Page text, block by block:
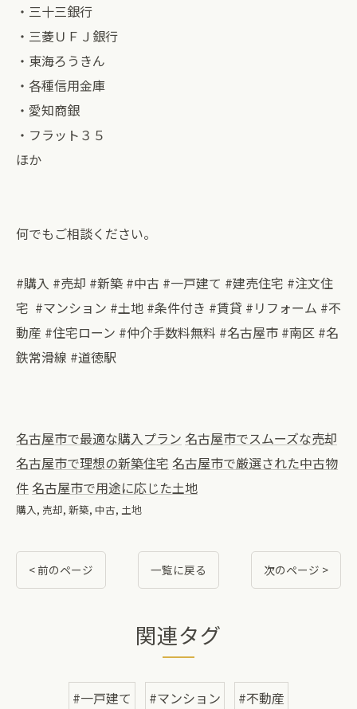
・三十三銀行
・三菱ＵＦＪ銀行
・東海ろうきん
・各種信用金庫
・愛知商銀
・フラット３５
ほか
何でもご相談ください。
#購入 #売却 #新築 #中古 #一戸建て #建売住宅 #注文住
宅 #マンション #土地 #条件付き #賃貸 #リフォーム #不
動産 #住宅ローン #仲介手数料無料 #名古屋市 #南区 #名
鉄常滑線 #道徳駅
名古屋市で最適な購入プラン 名古屋市でスムーズな売却
名古屋市で理想の新築住宅 名古屋市で厳選された中古物
件 名古屋市で用途に応じた土地
購入 売却 新築 中古 土地
< 前のページ 一覧に戻る 次のページ >
関連タグ
#一戸建て #マンション
#不動産